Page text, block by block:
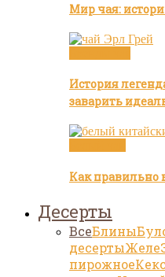
Мир чая:
История
заварить
Как правильно
Десерты
ВсеБлины
десертыЖеле
пирожное